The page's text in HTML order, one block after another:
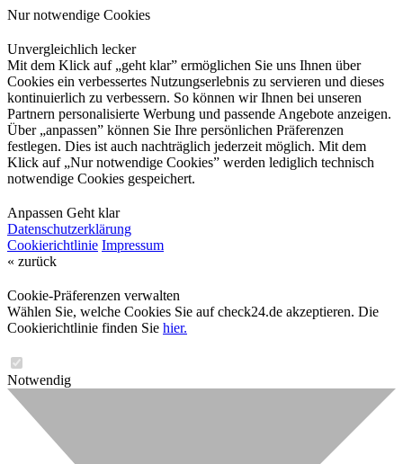
Nur notwendige Cookies
Unvergleichlich lecker
Mit dem Klick auf „geht klar” ermöglichen Sie uns Ihnen über
Cookies ein verbessertes Nutzungserlebnis zu servieren und dieses
kontinuierlich zu verbessern. So können wir Ihnen bei unseren
Partnern personalisierte Werbung und passende Angebote anzeigen.
Über „anpassen” können Sie Ihre persönlichen Präferenzen
festlegen. Dies ist auch nachträglich jederzeit möglich. Mit dem
Klick auf „Nur notwendige Cookies” werden lediglich technisch
notwendige Cookies gespeichert.
Anpassen Geht klar
Datenschutzerklärung
Cookierichtlinie Impressum
« zurück
Cookie-Präferenzen verwalten
Wählen Sie, welche Cookies Sie auf check24.de akzeptieren. Die
Cookierichtlinie finden Sie hier.
Notwendig